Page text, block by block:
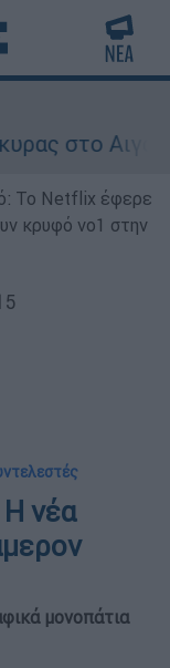
στο Αιγαίο:
Το Netflix έφερε
κρυφό νο1 στην
νέα
μονοπάτια